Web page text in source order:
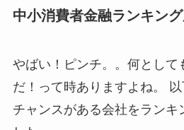
中小消費者金融ランキン
やばい！ピンチ。。何として
だ！って時ありますよね。
チャンスがある会社をランキ